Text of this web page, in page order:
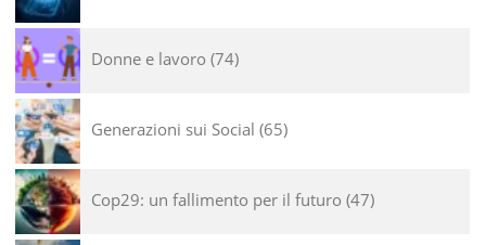
Donne e lavoro 74
Generazioni sui Social 65
Cop29: un fallimento per il futuro 47